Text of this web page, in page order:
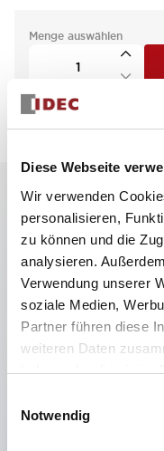
Diese Webseite
Wir verwenden
personalisieren,
zu können und die
analysieren.
Verwendung unserer
soziale Medien,
Partner führen diese
weiteren Daten
haben oder die sie im
Notwendig
Menge auswählen
Hauptmerkmale
Eine dichte
das An- und
auch bei der
durchführbar.
das An- und
Schutzart ist